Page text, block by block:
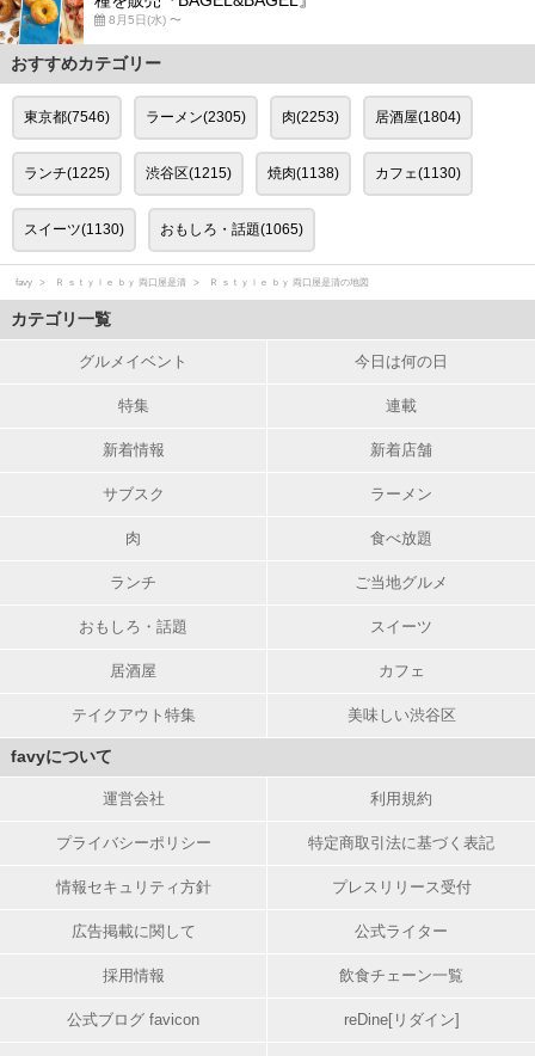
8月5日(水) 〜
おすすめカテゴリー
東京都(7546) ラーメン(2305) 肉(2253) 居酒屋(1804)
ランチ(1225) 渋谷区(1215) 焼肉(1138) カフェ(1130)
スイーツ(1130) おもしろ・話題(1065)
favy Ｒ ｓｔｙｌｅ ｂｙ 両口屋是清 Ｒ ｓｔｙｌｅ ｂｙ 両口屋是清の地図
カテゴリ一覧
グルメイベント 今日は何の日
特集 連載
新着情報 新着店舗
サブスク ラーメン
肉 食べ放題
ランチ ご当地グルメ
おもしろ・話題 スイーツ
居酒屋 カフェ
テイクアウト特集 美味しい渋谷区
favyについて
運営会社 利用規約
プライバシーポリシー 特定商取引法に基づく表記
情報セキュリティ方針 プレスリリース受付
広告掲載に関して 公式ライター
採用情報 飲食チェーン一覧
公式ブログ favicon reDine[リダイン]